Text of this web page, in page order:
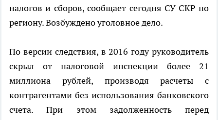
налогов и сборов, сообщает сегодня СУ СКР по
региону. Возбуждено уголовное дело.
По версии следствия, в 2016 году руководитель
скрыл от налоговой инспекции более 21
миллиона рублей, производя расчеты с
контрагентами без использования банковского
счета. При этом задолженность перед